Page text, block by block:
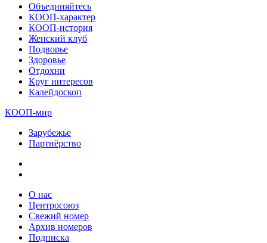
Объединяйтесь
КООП-характер
КООП-история
Женский клуб
Подворье
Здоровье
Отдохни
Круг интересов
Калейдоскоп
КООП-мир
Зарубежье
Партнёрство
О нас
Центросоюз
Свежий номер
Архив номеров
Подписка